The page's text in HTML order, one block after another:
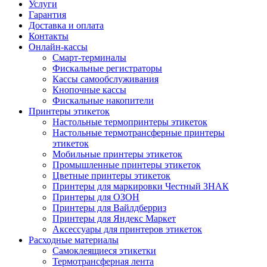
Услуги
Гарантия
Доставка и оплата
Контакты
Онлайн-кассы
Смарт-терминалы
Фискальные регистраторы
Кассы самообслуживания
Кнопочные кассы
Фискальные накопители
Принтеры этикеток
Настольные термопринтеры этикеток
Настольные термотрансферные принтеры
этикеток
Мобильные принтеры этикеток
Промышленные принтеры этикеток
Цветные принтеры этикеток
Принтеры для маркировки Честный ЗНАК
Принтеры для ОЗОН
Принтеры для Вайлдберриз
Принтеры для Яндекс Маркет
Аксессуары для принтеров этикеток
Расходные материалы
Самоклеящиеся этикетки
Термотрансферная лента